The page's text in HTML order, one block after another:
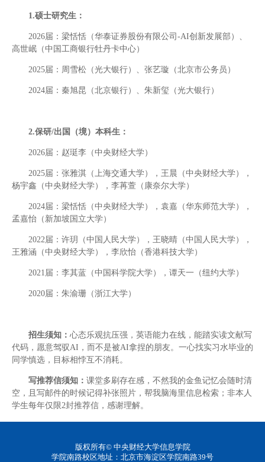
1.硕士研究生：
2026届：梁恬恬（华泰证券股份有限公司-AI创新发展部）、
高世岷（中国工商银行牡丹卡中心）
2025届：周雪松（光大银行）、张艺璇（北京市公务员）
2024届：秦旭昆（北京银行）、朱新玺（光大银行）
2.保研/出国（境）本科生：
2026届：赵珽李（中央财经大学）
2025届：张雅淇（上海交通大学），王晨（中央财经大学），
杨宇鑫（中央财经大学），李苒萱（康奈尔大学）
2024届：梁恬恬（中央财经大学），袁嘉（华东师范大学），
孟嘉怡（新加坡国立大学）
2022届：许玥（中国人民大学），王晓晴（中国人民大学），
王雅涵（中央财经大学），李欣怡（香港科技大学）
2021届：李其蓝（中国科学院大学），谭天一（纽约大学）
2020届：朱渝珊（浙江大学）
招生须知： 心态乐观抗压强，英语能力在线，能踏实读文献写
代码，愿意驾驭AI，而不是被AI拿捏的朋友。一心找实习水毕业的
同学慎选，目标相悖互不消耗。
写推荐信须知： 课堂多刷存在感，不然我的金鱼记忆会随时清
空，且写邮件的时候记得补张照片，帮我脑海里信息检索；非本人
学生每年仅限2封推荐信，感谢理解。
版权所有© 中央财经大学信息学院
学院南路校区地址：北京市海淀区学院南路39号